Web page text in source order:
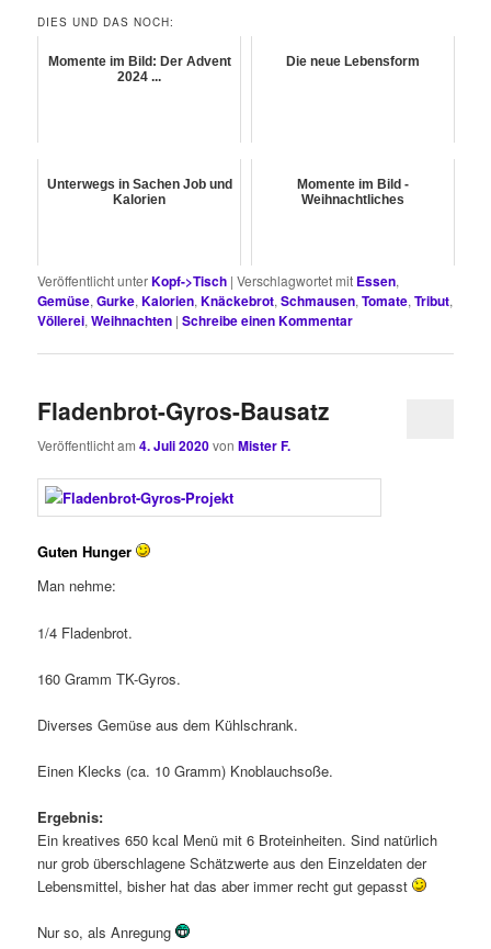
DIES UND DAS NOCH:
Momente im Bild: Der Advent
2024 ...
Die neue Lebensform
Unterwegs in Sachen Job und
Kalorien
Momente im Bild -
Weihnachtliches
Veröffentlicht unterKopf->Tisch |Verschlagwortet mit Essen,
Gemüse,Gurke,Kalorien,Knäckebrot,Schmausen,Tomate,Tribut,
Völlerei,Weihnachten |Schreibe einen Kommentar
Fladenbrot-Gyros-Bausatz
Veröffentlicht am4. Juli 2020vonMister F.
Guten Hunger
Man nehme:
1/4 Fladenbrot.
160 Gramm TK-Gyros.
Diverses Gemüse aus dem Kühlschrank.
Einen Klecks (ca. 10 Gramm) Knoblauchsoße.
Ergebnis:
Ein kreatives 650 kcal Menü mit 6 Broteinheiten. Sind natürlich
nur grob überschlagene Schätzwerte aus den Einzeldaten der
Lebensmittel, bisher hat das aber immer recht gut gepasst
Nur so, als Anregung